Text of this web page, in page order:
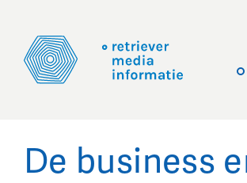
De business